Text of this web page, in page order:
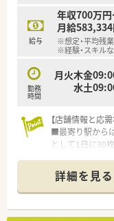
給与
年収700万
月給
※想定・平均残
※経験・スキル
勤務
時間
月火木金
水土09:00
【店舗情報と応
■最寄り駅から
として1日に30
グ支援システム
す。
■近隣の医療機
局として丁寧な
詳細を見る